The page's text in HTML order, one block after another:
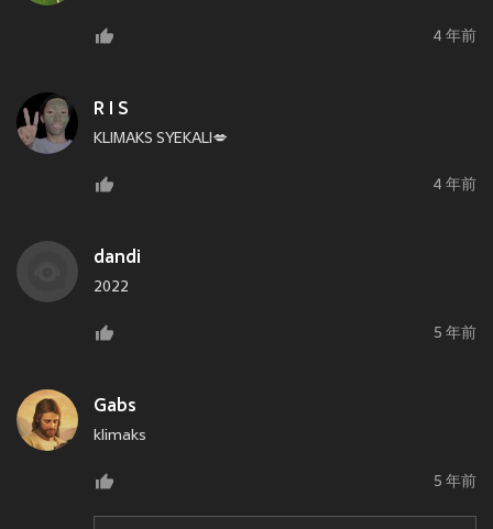
4 年前
R I S
KLIMAKS SYEKALI💋
4 年前
dandi
2022
5 年前
Gabs
klimaks
5 年前